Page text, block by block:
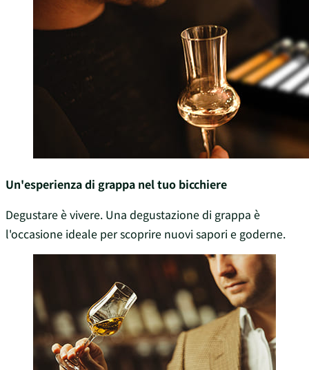
Un'esperienza di grappa nel tuo bicchiere
Degustare è vivere. Una degustazione di grappa è
l'occasione ideale per scoprire nuovi sapori e goderne.